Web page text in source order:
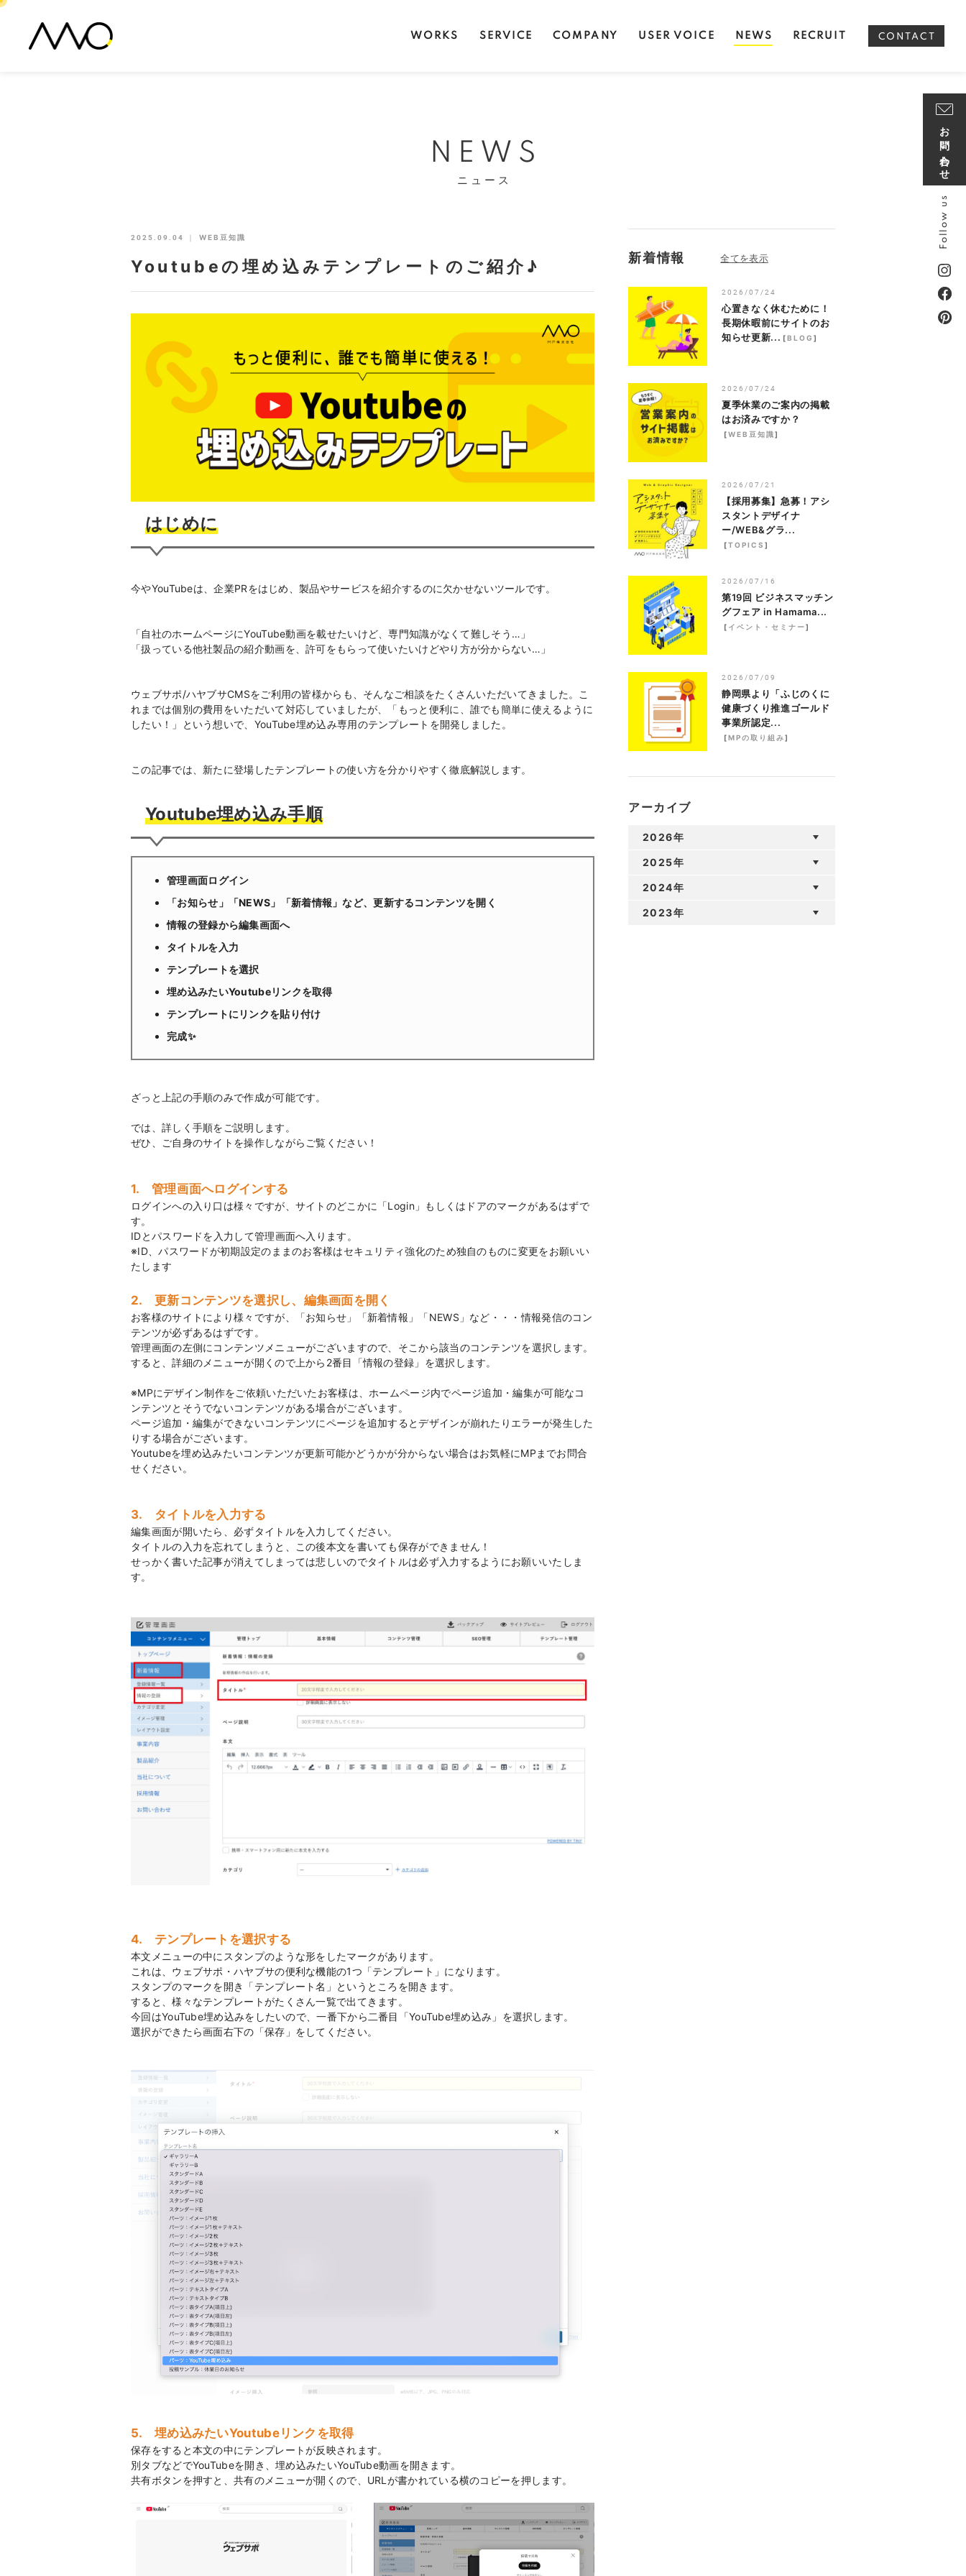
WORKS SERVICE COMPANY USER VOICE NEWS RECRUIT CONTACT
NEWS
ニュース
2025.09.04 ｜ WEB豆知識
Youtubeの埋め込みテンプレートのご紹介♪
はじめに
今やYouTubeは、企業PRをはじめ、製品やサービスを紹介するのに欠かせないツールです。
「自社のホームページにYouTube動画を載せたいけど、専門知識がなくて難しそう…」
「扱っている他社製品の紹介動画を、許可をもらって使いたいけどやり方が分からない…」
ウェブサポ/ハヤブサCMSをご利用の皆様からも、そんなご相談をたくさんいただいてきました。こ
れまでは個別の費用をいただいて対応していましたが、「もっと便利に、誰でも簡単に使えるように
したい！」という想いで、YouTube埋め込み専用のテンプレートを開発しました。
この記事では、新たに登場したテンプレートの使い方を分かりやすく徹底解説します。
Youtube埋め込み手順
管理画面ログイン
「お知らせ」「NEWS」「新着情報」など、更新するコンテンツを開く
情報の登録から編集画面へ
タイトルを入力
テンプレートを選択
埋め込みたいYoutubeリンクを取得
テンプレートにリンクを貼り付け
完成✨
ざっと上記の手順のみで作成が可能です。
では、詳しく手順をご説明します。
ぜひ、ご自身のサイトを操作しながらご覧ください！
1. 管理画面へログインする
ログインへの入り口は様々ですが、サイトのどこかに「Login」もしくはドアのマークがあるはずで
す。
IDとパスワードを入力して管理画面へ入ります。
※ID、パスワードが初期設定のままのお客様はセキュリティ強化のため独自のものに変更をお願いい
たします
2. 更新コンテンツを選択し、編集画面を開く
お客様のサイトにより様々ですが、「お知らせ」「新着情報」「NEWS」など・・・情報発信のコン
テンツが必ずあるはずです。
管理画面の左側にコンテンツメニューがございますので、そこから該当のコンテンツを選択します。
すると、詳細のメニューが開くので上から2番目「情報の登録」を選択します。
※MPにデザイン制作をご依頼いただいたお客様は、ホームページ内でページ追加・編集が可能なコ
ンテンツとそうでないコンテンツがある場合がございます。
ページ追加・編集ができないコンテンツにページを追加するとデザインが崩れたりエラーが発生した
りする場合がございます。
Youtubeを埋め込みたいコンテンツが更新可能かどうかが分からない場合はお気軽にMPまでお問合
せください。
3. タイトルを入力する
編集画面が開いたら、必ずタイトルを入力してください。
タイトルの入力を忘れてしまうと、この後本文を書いても保存ができません！
せっかく書いた記事が消えてしまっては悲しいのでタイトルは必ず入力するようにお願いいたしま
す。
4. テンプレートを選択する
本文メニューの中にスタンプのような形をしたマークがあります。
これは、ウェブサポ・ハヤブサの便利な機能の1つ「テンプレート」になります。
スタンプのマークを開き「テンプレート名」というところを開きます。
すると、様々なテンプレートがたくさん一覧で出てきます。
今回はYouTube埋め込みをしたいので、一番下から二番目「YouTube埋め込み」を選択します。
選択ができたら画面右下の「保存」をしてください。
5. 埋め込みたいYoutubeリンクを取得
保存をすると本文の中にテンプレートが反映されます。
別タブなどでYouTubeを開き、埋め込みたいYouTube動画を開きます。
共有ボタンを押すと、共有のメニューが開くので、URLが書かれている横のコピーを押します。
新着情報
2026/07/24
心置きなく休むために！
長期休暇前にサイトのお
知らせ更新... [BLOG]
2026/07/24
夏季休業のご案内の掲載
はお済みですか？
[WEB豆知識]
2026/07/21
【採用募集】急募！アシ
スタントデザイナ
ー/WEB&グラ...
[TOPICS ]
2026/07/16
第19回 ビジネスマッチン
グフェア in Hamama...
[ イベント・セミナー]
2026/07/09
静岡県より「ふじのくに
健康づくり推進ゴールド
事業所認定...
[MPの取り組み]
アーカイブ
2026年
2025年
2024年
2023年
お問い合わせ
Follow us